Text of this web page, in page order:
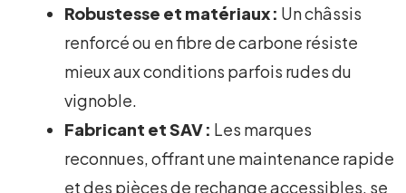
Robustesse et matériaux : Un châssis
renforcé ou en fibre de carbone résiste
mieux aux conditions parfois rudes du
vignoble.
Fabricant et SAV : Les marques
reconnues, offrant une maintenance rapide
et des pièces de rechange accessibles, se